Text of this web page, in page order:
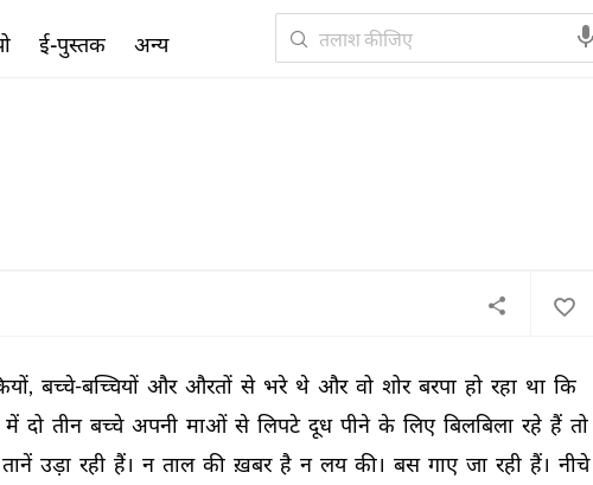
बच्चे-बच्चियों और औरतों से भरे थे और वो शोर बरपा हो रहा था कि
में दो तीन बच्चे अपनी माओं से लिपटे दूध पीने के लिए बिलबिला रहे हैं तो
तानें उड़ा रही हैं। न ताल की ख़बर है न लय की। बस गाए जा रही हैं। नीचे
ई-पुस्तक अन्य